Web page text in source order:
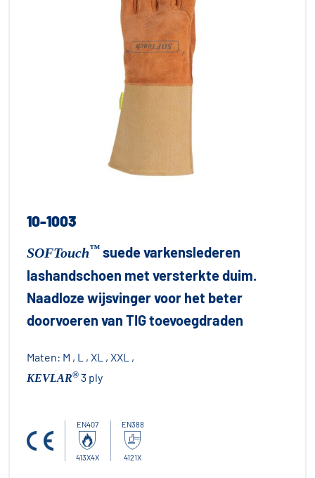
10-1003
SOFTouch™ suede varkenslederen
lashandschoen met versterkte duim.
Naadloze wijsvinger voor het beter
doorvoeren van TIG toevoegdraden
Maten: M , L , XL , XXL ,
KEVLAR® 3 ply
EN407
413X4X
EN388
4121X